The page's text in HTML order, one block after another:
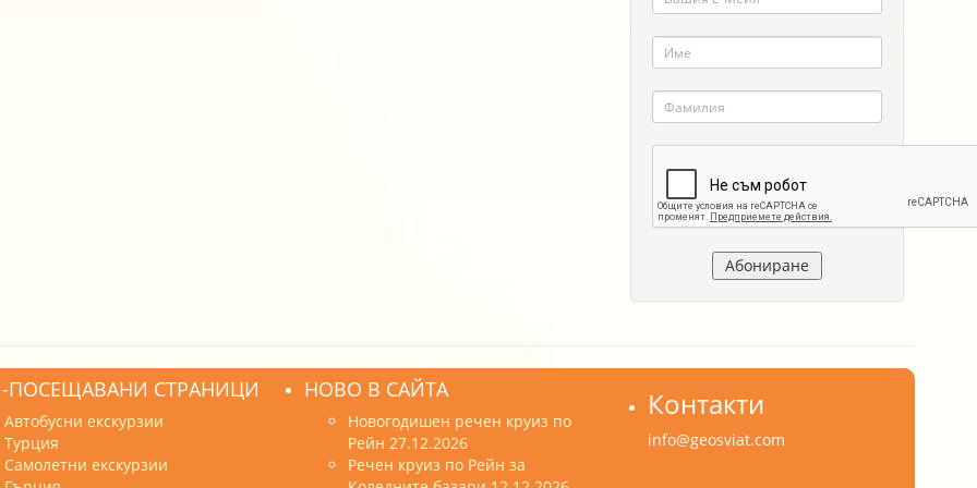
ПОСЕЩАВАНИ СТРАНИЦИ
Автобусни екскурзии
Турция
Самолетни екскурзии
НОВО В САЙТА
Новогодишен речен круиз по
Рейн 27.12.2026
Речен круиз по Рейн за
Контакти
info@geosviat.com